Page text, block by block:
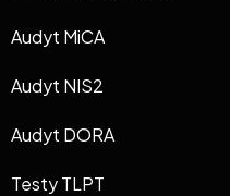
Audyt MiCA
Audyt NIS2
Audyt DORA
Testy TLPT